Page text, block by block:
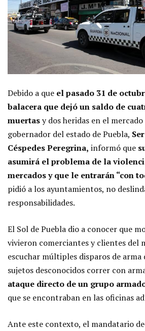
Debido a que el pasado 31 de
balacera que dejó un saldo de
muertasy dos heridas en el
gobernador del estado de Puebla,
Céspedes Peregrina, informó que
asumirá el problema de la
mercados y que le entrarán “con
pidió a los ayuntamientos, no
responsabilidades.
El Sol de Puebla dio a conocer que
vivieron comerciantes y clientes del
escuchar múltiples disparos de arma
sujetos desconocidos correr con
ataque directo de un grupo
que se encontraban en las oficinas
Ante este contexto, el mandatario